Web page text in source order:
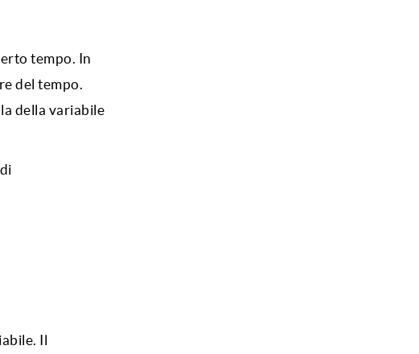
tempo. In
del tempo.
della variabile
Il